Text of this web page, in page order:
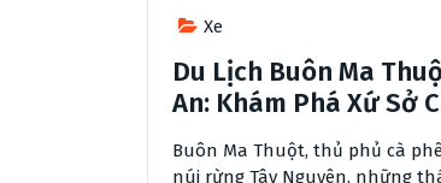
Xe
Du Lịch Buôn Ma
An: Khám Phá Xứ Sở
Buôn Ma Thuột, thủ phủ cà
núi rừng Tây Nguyên, những